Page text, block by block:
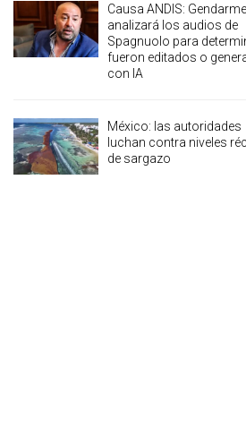
Causa ANDIS:
analizará los audios de
Spagnuolo para
fueron editados o
con IA
México: las autoridades
luchan contra niveles
de sargazo